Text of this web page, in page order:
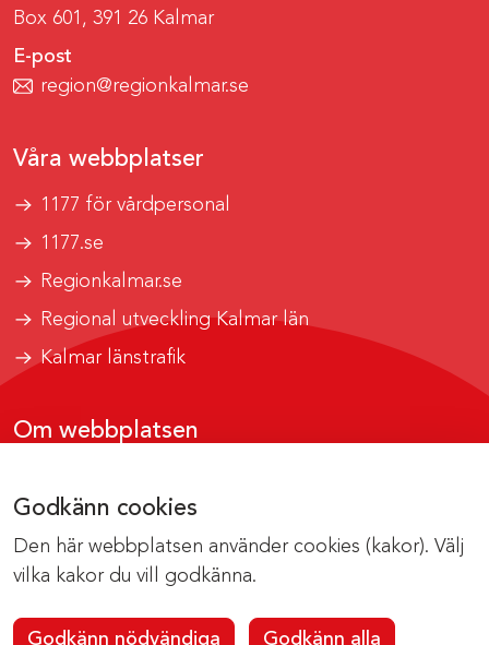
Godkänn cookies
Den här webbplatsen använder cookies (kakor). Välj
vilka kakor du vill godkänna.
Godkänn nödvändiga Godkänn alla
Box 601, 391 26 Kalmar
E-post
region@regionkalmar.se
Våra webbplatser
1177 för vårdpersonal
1177.se
Regionkalmar.se
Regional utveckling Kalmar län
Kalmar länstrafik
Om webbplatsen
Om cookies
Kontakta webbredaktionen